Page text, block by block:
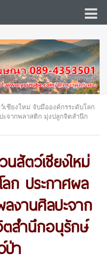
เชียงใหม่ จับมือองค์กรระดับโลก
ะจากพลาสติก มุ่งปลูกจิตสำนึก
นสัตว์เชียงใหม่
ก ประกาศผล
งานศิลปะจาก
สำนึกอนุรักษ์
ป่า